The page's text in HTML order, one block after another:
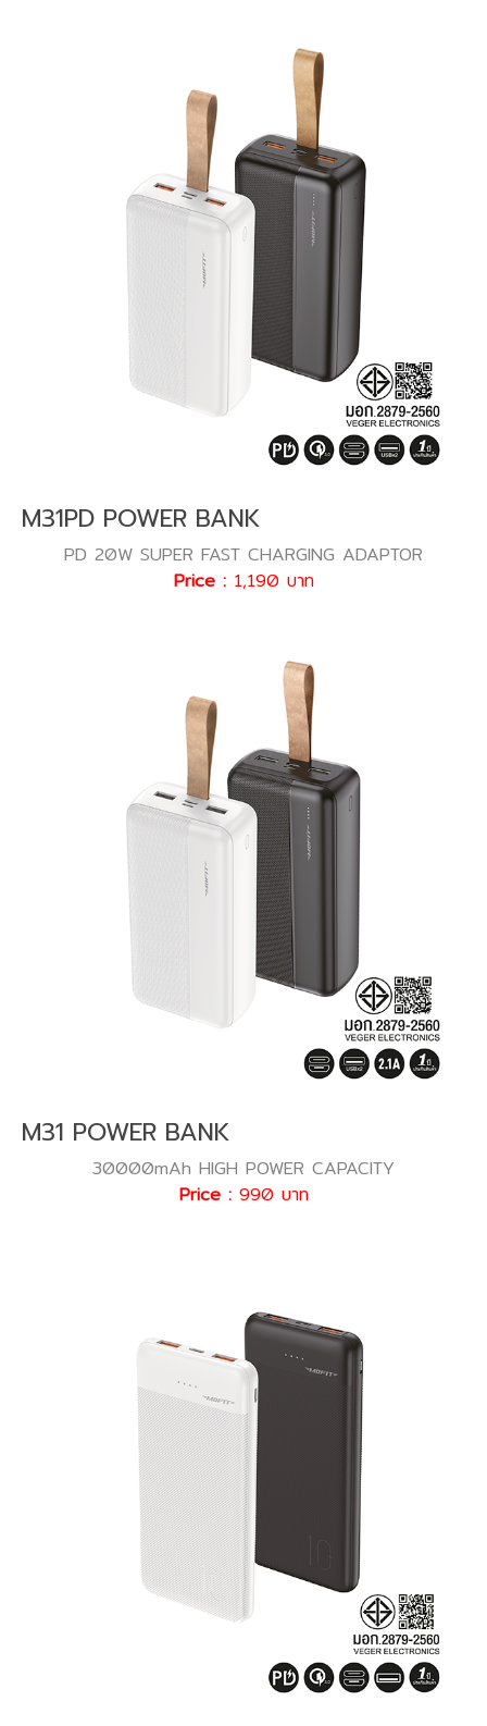
M31PD POWER BANK
PD 20W SUPER FAST CHARGING ADAPTOR
Price : 1,190 บาท
M31 POWER BANK
30000mAh HIGH POWER CAPACITY
Price : 990 บาท